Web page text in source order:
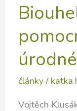
články/
Vojtěch